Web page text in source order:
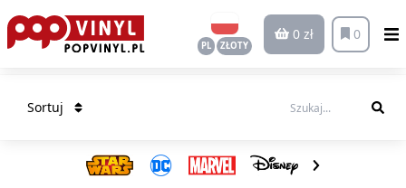
PL ZŁOTY
0 zł 0
Sortuj